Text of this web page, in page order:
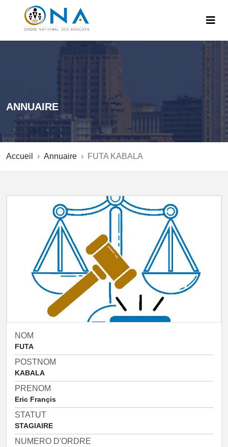
ANNUAIRE
Accueil Annuaire FUTA KABALA
NOM
FUTA
POSTNOM
KABALA
PRENOM
Eric Françis
STATUT
STAGIAIRE
NUMERO D'ORDRE